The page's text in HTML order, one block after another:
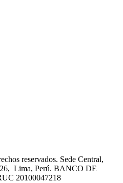
reservados. Sede Central,
Lima, Perú. BANCO DE
20100047218